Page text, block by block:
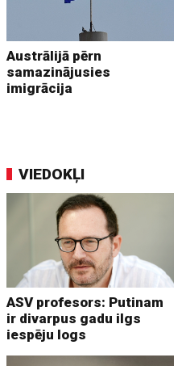
Austrālijā pērn
samazinājusies
imigrācija
VIEDOKĻI
ASV profesors: Putinam
ir divarpus gadu ilgs
iespēju logs